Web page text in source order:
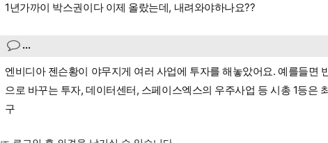
1년가까이 박스권이다 이제 올랐는데, 내려와야하나요??
...
엔비디아 젠슨황이 야무지게 여러 사업에 투자를 해놓았어요. 예를들면
으로 바꾸는 투자, 데이터센터, 스페이스엑스의 우주사업 등 시총 1등은
구